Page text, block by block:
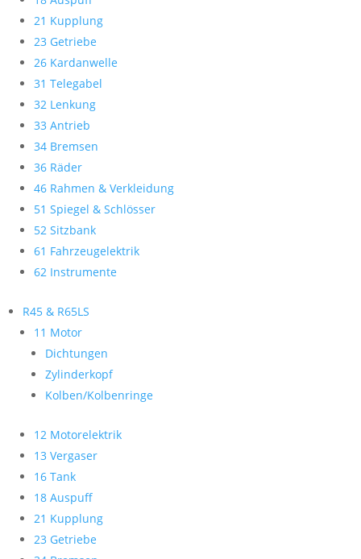
21 Kupplung
23 Getriebe
26 Kardanwelle
31 Telegabel
32 Lenkung
33 Antrieb
34 Bremsen
36 Räder
46 Rahmen & Verkleidung
51 Spiegel & Schlösser
52 Sitzbank
61 Fahrzeugelektrik
62 Instrumente
R45 & R65LS
11 Motor
Dichtungen
Zylinderkopf
Kolben/Kolbenringe
12 Motorelektrik
13 Vergaser
16 Tank
18 Auspuff
21 Kupplung
23 Getriebe